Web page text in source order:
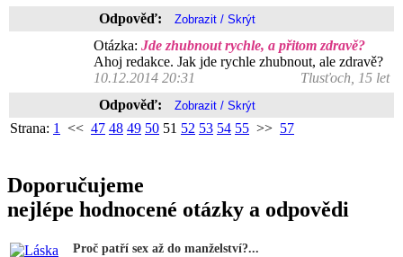
Odpověď:
Otázka: Jde zhubnout rychle, a přitom zdravě?
Ahoj redakce. Jak jde rychle zhubnout, ale zdravě?
10.12.2014 20:31
Tlusťoch, 15 let
Odpověď:
Strana: 1 << 47 48 49 50 51 52 53 54 55 >> 57
Doporučujeme
nejlépe hodnocené otázky a odpovědi
Proč patří sex až do manželství?...